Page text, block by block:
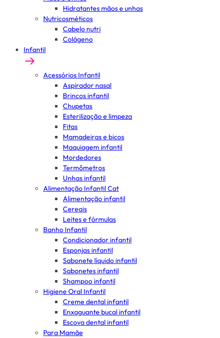
Hidratantes mãos e unhas
Nutricosméticos
Cabelo nutri
Colágeno
Infantil
Acessórios Infantil
Aspirador nasal
Brincos infantil
Chupetas
Esterilização e limpeza
Fitas
Mamadeiras e bicos
Maquiagem infantil
Mordedores
Termômetros
Unhas infantil
Alimentação Infantil Cat
Alimentação infantil
Cereais
Leites e fórmulas
Banho Infantil
Condicionador infantil
Esponjas infantil
Sabonete líquido infantil
Sabonetes infantil
Shampoo infantil
Higiene Oral Infantil
Creme dental infantil
Enxaguante bucal infantil
Escova dental infantil
Para Mamãe